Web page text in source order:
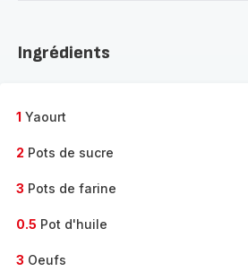
gamme
Ingrédients
1 Yaourt
2 Pots de sucre
3 Pots de farine
0.5 Pot d'huile
3 Oeufs